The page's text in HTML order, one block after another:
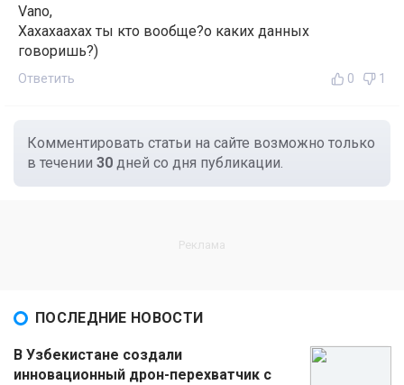
Vano,
Хахахаахах ты кто вообще?о каких данных
говоришь?)
Ответить 0 1
Комментировать статьи на сайте возможно только
в течении 30 дней со дня публикации.
ПОСЛЕДНИЕ НОВОСТИ
В Узбекистане создали
инновационный дрон-перехватчик с